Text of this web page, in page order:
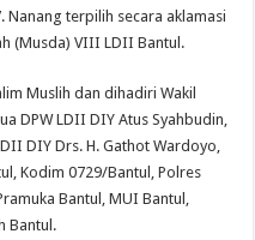
terpilih secara aklamasi
(Musda) VIII LDII Bantul.
Muslih dan dihadiri Wakil
DPW LDII DIY Atus Syahbudin,
DIY Drs. H. Gathot Wardoyo,
Kodim 0729/Bantul, Polres
Bantul, MUI Bantul,
Bantul.